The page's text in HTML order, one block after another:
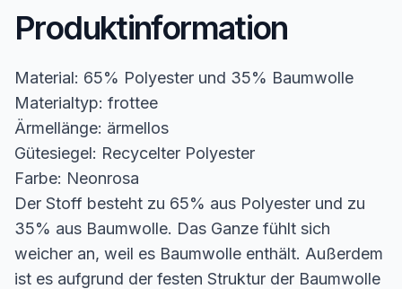
Produktinformation
Material: 65% Polyester und 35% Baumwolle
Materialtyp: frottee
Ärmellänge: ärmellos
Gütesiegel: Recycelter Polyester
Farbe: Neonrosa
Der Stoff besteht zu 65% aus Polyester und zu
35% aus Baumwolle. Das Ganze fühlt sich
weicher an, weil es Baumwolle enthält. Außerdem
ist es aufgrund der festen Struktur der Baumwolle